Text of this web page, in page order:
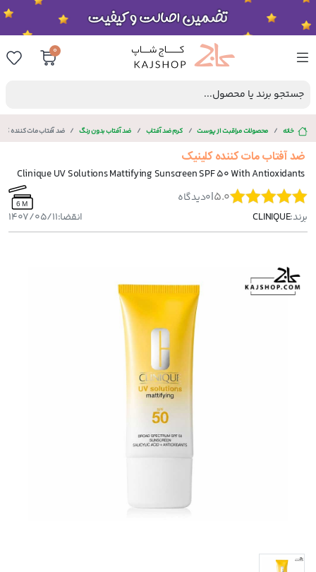
0
جستجو برند یا محصول...
خانه محصولات مراقبت از پوست کرم ضد آفتاب ضد آفتاب بدون رنگ ضد آفتاب مات کننده
ضد آفتاب مات کننده کلینیک
Clinique UV Solutions Mattifying Sunscreen SPF 50 With Antioxidants
5.0
|
0دیدگاه 6 M
برند:CLINIQUE انقضا:1407/05/11